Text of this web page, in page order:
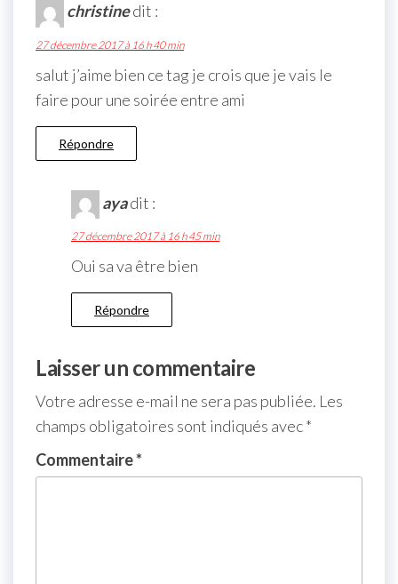
christinedit :
27 décembre 2017 à 16 h 40 min
salut j’aime bien ce tag je crois que je vais le
faire pour une soirée entre ami
Répondre
ayadit :
27 décembre 2017 à 16 h 45 min
Oui sa va être bien
Répondre
Laisser un commentaire
Votre adresse e-mail ne sera pas publiée. Les
champs obligatoires sont indiqués avec*
Commentaire*